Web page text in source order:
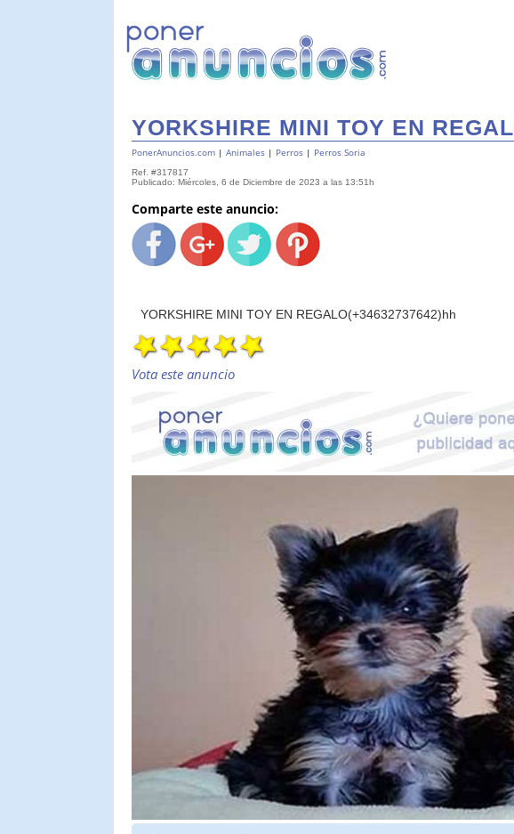
YORKSHIRE MINI TOY EN
PonerAnuncios.com | Animales | Perros | Perros Soria
Ref. #317817
Publicado: Miércoles, 6 de Diciembre de 2023 a las 13:51h
Comparte este anuncio:
YORKSHIRE MINI TOY EN REGALO(+34632737642)hh
Vota este anuncio